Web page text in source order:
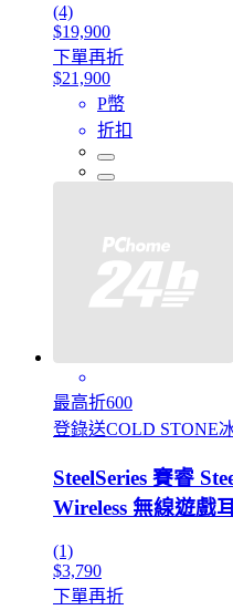
(4)
$19,900
下單再折
$21,900
P幣
折扣
最高折600
登錄送COLD STONE
SteelSeries 賽睿
Wireless 無線遊戲
(1)
$3,790
下單再折